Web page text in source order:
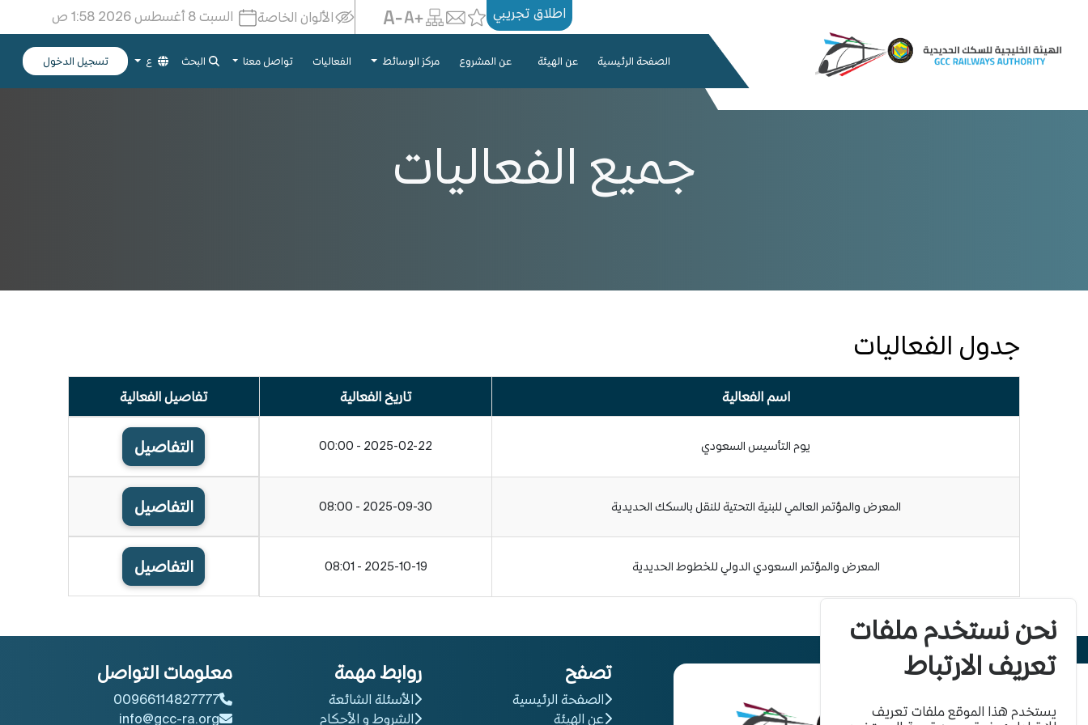
اطلاق تجريبي الألوان الخاصة السبت 8 أغسطس 2026 1:58 ص
الصفحة الرئيسية عن الهيئة عن المشروع مركز الوسائط الفعاليات تواصل معنا البحث ع تسجيل الدخول
جميع الفعاليات
جدول الفعاليات
اسم الفعالية تاريخ الفعالية تفاصيل الفعالية
يوم التأسيس السعودي 2025-02-22 - 00:00 التفاصيل
المعرض والمؤتمر العالمي للبنية التحتية للنقل بالسكك الحديدية 2025-09-30 - 08:00 التفاصيل
المعرض والمؤتمر السعودي الدولي للخطوط الحديدية 2025-10-19 - 08:01 التفاصيل
نحن نستخدم ملفات
تعريف الارتباط
يستخدم هذا الموقع ملفات تعريف
تصفح
الصفحة الرئيسية
عن الهيئة
روابط مهمة
الأسئلة الشائعة
الشروط و الأحكام
معلومات التواصل
00966114827777
info@gcc-ra.org